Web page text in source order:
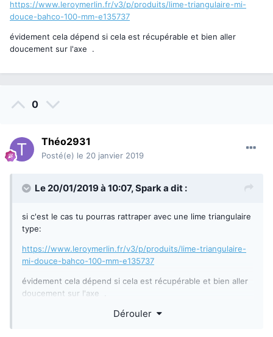
https://www.leroymerlin.fr/v3/p/produits/lime-triangulaire-mi-
douce-bahco-100-mm-e135737
évidement cela dépend si cela est récupérable et bien aller
doucement sur l'axe .
0
Théo2931
Posté(e) le 20 janvier 2019
Le 20/01/2019 à 10:07,Sparka dit :
si c'est le cas tu pourras rattraper avec une lime triangulaire
type:
https://www.leroymerlin.fr/v3/p/produits/lime-triangulaire-
mi-douce-bahco-100-mm-e135737
évidement cela dépend si cela est récupérable et bien aller
doucement sur l'axe .
Dérouler